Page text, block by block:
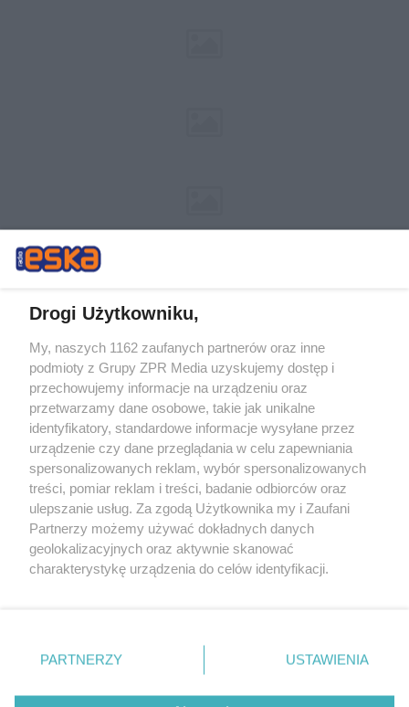
Żaden utwór zamieszczony w serwisie nie może być powielany i
rozpowszechniany lub dalej rozpowszechniany w jakikolwiek sposób (w
tym także elektroniczny lub mechaniczny) na jakimkolwiek polu
eksploatacji w jakiejkolwiek formie, włącznie z umieszczaniem w
Internecie bez pisemnej zgody właściciela praw. Jakiekolwiek użycie lub
wykorzystanie utworów w całości lub w części z naruszeniem prawa,
tzn. bez właściwej zgody, jest zabronione pod groźbą kary i może być
ścigane prawnie.
© 2026 Grupa ZPR Media
Drogi Użytkowniku,
My, naszych 1162 zaufanych partnerów oraz inne
podmioty z Grupy ZPR Media uzyskujemy dostęp i
przechowujemy informacje na urządzeniu oraz
przetwarzamy dane osobowe, takie jak unikalne
identyfikatory, standardowe informacje wysyłane przez
urządzenie czy dane przeglądania w celu zapewniania
spersonalizowanych reklam, wybór spersonalizowanych
treści, pomiar reklam i treści, badanie odbiorców oraz
ulepszanie usług. Za zgodą Użytkownika my i Zaufani
Partnerzy możemy używać dokładnych danych
geolokalizacyjnych oraz aktywnie skanować
charakterystykę urządzenia do celów identyfikacji.
zmienić/wycofać klikając przycisk ustawień prywatności
znajdujący się w lewym dolnym rogu strony
rodzaje przetwarzania danych nie wymagają zgody
PARTNERZY USTAWIENIA